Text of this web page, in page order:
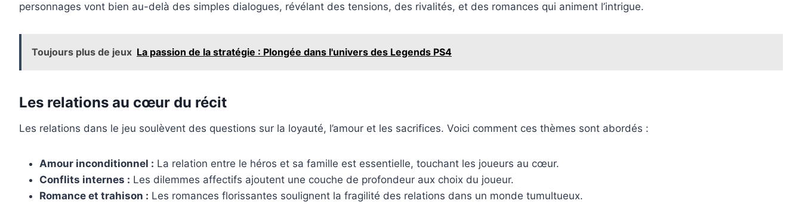
personnages vont bien au-delà des simples dialogues, révélant des tensions, des rivalités, et des romances qui animent l’intrigue.
Toujours plus de jeux La passion de la stratégie : Plongée dans l'univers des Legends PS4
Les relations au cœur du récit
Les relations dans le jeu soulèvent des questions sur la loyauté, l’amour et les sacrifices. Voici comment ces thèmes sont abordés :
Amour inconditionnel : La relation entre le héros et sa famille est essentielle, touchant les joueurs au cœur.
Conflits internes : Les dilemmes affectifs ajoutent une couche de profondeur aux choix du joueur.
Romance et trahison : Les romances florissantes soulignent la fragilité des relations dans un monde tumultueux.